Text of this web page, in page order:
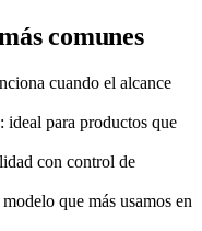
comunes
cuando el alcance
ideal para productos que
con control de
que más usamos en